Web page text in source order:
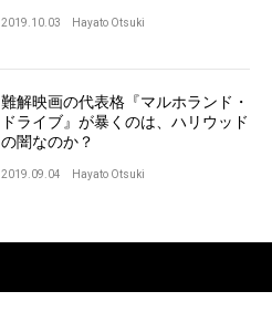
2019.10.03 Hayato Otsuki
難解映画の代表格『マルホランド・
ドライブ』が暴くのは、ハリウッド
の闇なのか？
2019.09.04 Hayato Otsuki